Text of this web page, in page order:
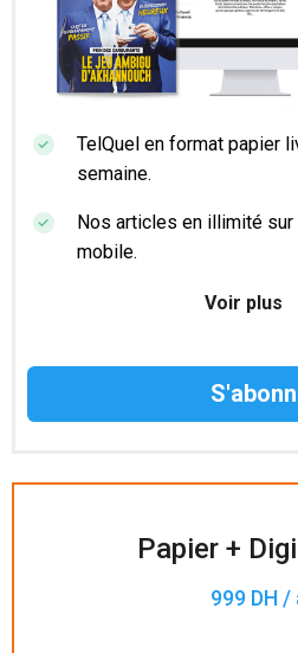
TelQuel en format papier
semaine.
Nos articles en illimité
mobile.
Le magazine TelQuel en
Voir plus
Papier +
999 DH /